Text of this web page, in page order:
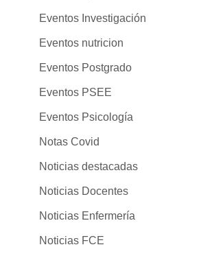
Eventos Investigación
Eventos nutricion
Eventos Postgrado
Eventos PSEE
Eventos Psicología
Notas Covid
Noticias destacadas
Noticias Docentes
Noticias Enfermería
Noticias FCE